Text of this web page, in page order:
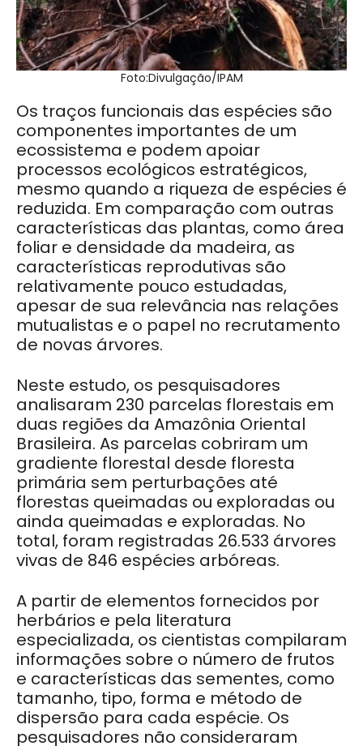
Foto:Divulgação/IPAM
Os traços funcionais das espécies são
componentes importantes de um
ecossistema e podem apoiar
processos ecológicos estratégicos,
mesmo quando a riqueza de espécies é
reduzida. Em comparação com outras
características das plantas, como área
foliar e densidade da madeira, as
características reprodutivas são
relativamente pouco estudadas,
apesar de sua relevância nas relações
mutualistas e o papel no recrutamento
de novas árvores.
Neste estudo, os pesquisadores
analisaram 230 parcelas florestais em
duas regiões da Amazônia Oriental
Brasileira. As parcelas cobriram um
gradiente florestal desde floresta
primária sem perturbações até
florestas queimadas ou exploradas ou
ainda queimadas e exploradas. No
total, foram registradas 26.533 árvores
vivas de 846 espécies arbóreas.
A partir de elementos fornecidos por
herbários e pela literatura
especializada, os cientistas compilaram
informações sobre o número de frutos
e características das sementes, como
tamanho, tipo, forma e método de
dispersão para cada espécie. Os
pesquisadores não consideraram